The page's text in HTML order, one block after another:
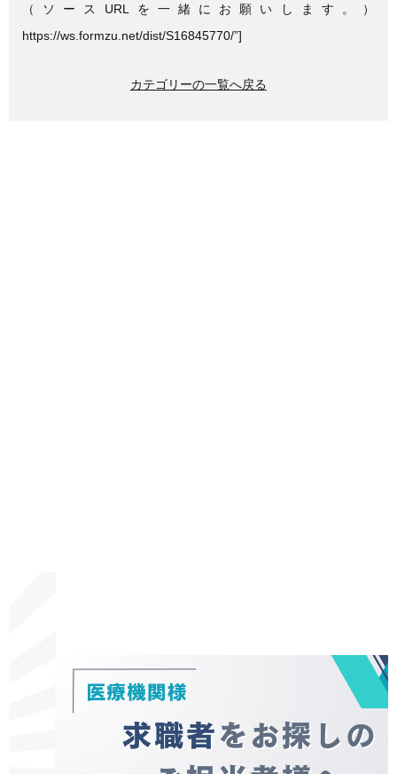
（ソースURLを一緒にお願いします。）
https://ws.formzu.net/dist/S16845770/”]
カテゴリーの一覧へ戻る